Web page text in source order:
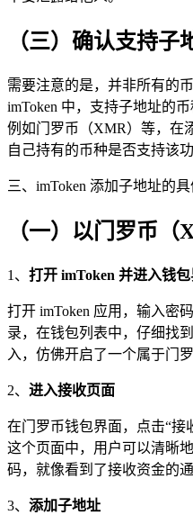
（三）确认支持子
需要注意的是，并非所有的
imToken 中，支持子地址的
例如门罗币（XMR）等，在
自己持有的币种是否支持该
三、imToken 添加子地址的
（一）以门罗币（
1、 打开 imToken 并进入钱
打开 imToken 应用，输入密
录，在钱包列表中，仔细找
入，仿佛开启了一个属于门
2、 进入接收页面
在门罗币钱包界面，点击“接
这个页面中，用户可以清晰
码，就像看到了接收资金的通
3、 添加子地址